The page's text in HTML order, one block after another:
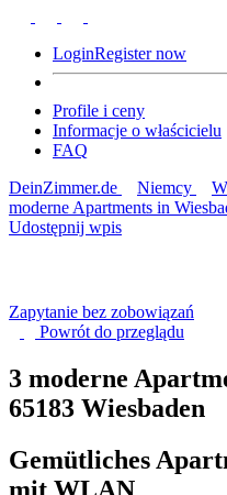
LoginRegister now
Profile i ceny
Informacje o właścicielu
FAQ
DeinZimmer.de
Niemcy
moderne Apartments in
Udostępnij wpis
Zapytanie bez zobowiązań
Powrót do przeglądu
3 moderne
65183 Wiesbaden
Gemütliches